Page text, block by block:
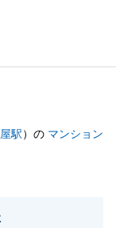
心して進める
駅）の マンション